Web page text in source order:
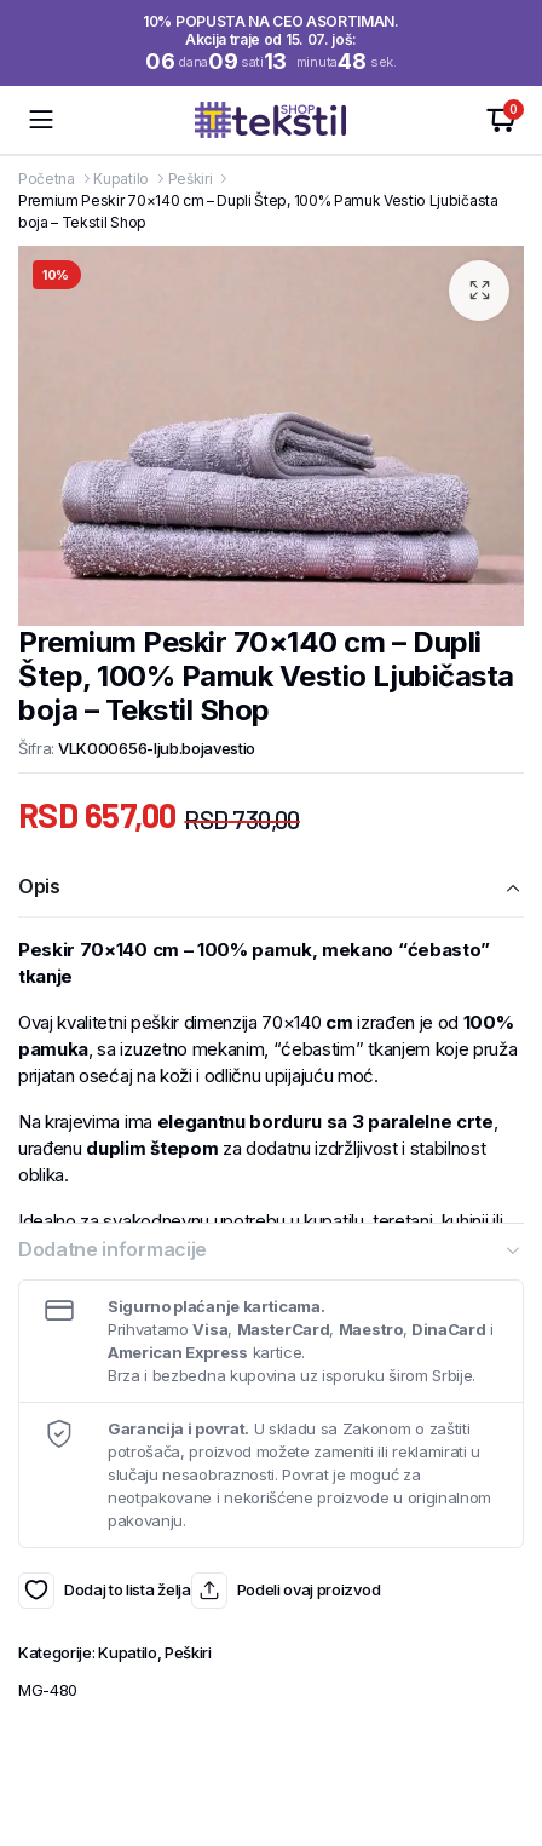
10% POPUSTA NA CEO ASORTIMAN.
Akcija traje od 15. 07. još:
06 dana09 sati13 minuta48 sek.
0
Početna Kupatilo
Peškiri
Premium Peskir 70×140 cm – Dupli Štep, 100% Pamuk Vestio Ljubičasta
boja – Tekstil Shop
10%
Premium Peskir 70×140 cm – Dupli
Štep, 100% Pamuk Vestio Ljubičasta
boja – Tekstil Shop
Šifra: VLK000656-ljub.bojavestio
RSD730,00
RSD 657,00
Opis
Peskir 70×140 cm – 100% pamuk, mekano “ćebasto”
tkanje
Ovaj kvalitetni peškir dimenzija 70×140 cm izrađen je od 100%
pamuka , sa izuzetno mekanim, “ćebastim” tkanjem koje pruža
prijatan osećaj na koži i odličnu upijajuću moć.
Na krajevima ima elegantnu borduru sa 3 paralelne crte
urađenu duplim štepom za dodatnu izdržljivost i stabilnost
oblika.
Idealno za svakodnevnu upotrebu u kupatilu, teretani, kuhinji ili
kao praktičan dekorativni dodatak. Lagan, mekan i izdržljiv –
Dodatne informacije
Sigurno plaćanje karticama.
PrihvatamoVisa, MasterCard, Maestro, DinaCard i
American Express kartice.
Brza i bezbedna kupovina uz isporuku širom Srbije.
Garancija i povrat. U skladu sa Zakonom o zaštiti
potrošača, proizvod možete zameniti ili reklamirati u
slučaju nesaobraznosti. Povrat je moguć za
neotpakovane i nekorišćene proizvode u originalnom
pakovanju.
Dodaj to lista želja Podeli ovaj proizvod
Kategorije:Kupatilo Peškiri
MG-480